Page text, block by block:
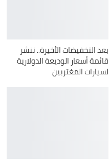
بعد التخفيضات الأخيرة.. ننشر
قائمة أسعار الوديعة الدولارية
لسيارات المغتربين